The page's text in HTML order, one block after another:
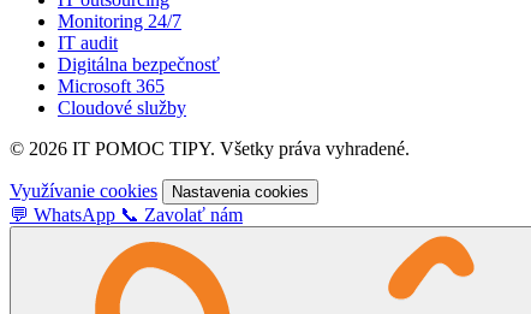
Monitoring 24/7
IT audit
Digitálna bezpečnosť
Microsoft 365
Cloudové služby
© 2026 IT POMOC TIPY. Všetky práva vyhradené.
Využívanie cookies Nastavenia cookies
💬 WhatsApp 📞 Zavolať nám